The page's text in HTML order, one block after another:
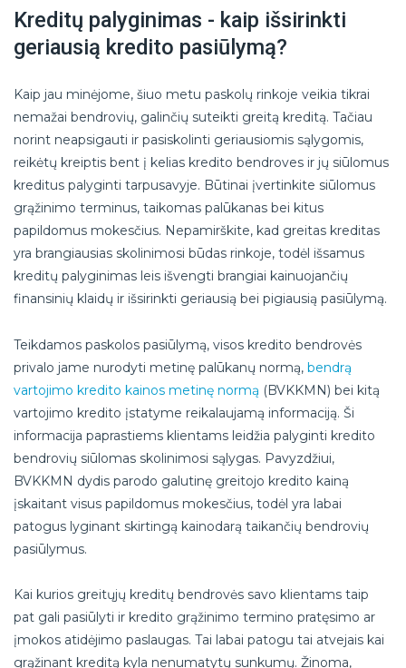
Kreditų palyginimas - kaip išsirinkti
geriausią kredito pasiūlymą?
Kaip jau minėjome, šiuo metu paskolų rinkoje veikia tikrai
nemažai bendrovių, galinčių suteikti greitą kreditą. Tačiau
norint neapsigauti ir pasiskolinti geriausiomis sąlygomis,
reikėtų kreiptis bent į kelias kredito bendroves ir jų siūlomus
kreditus palyginti tarpusavyje. Būtinai įvertinkite siūlomus
grąžinimo terminus, taikomas palūkanas bei kitus
papildomus mokesčius. Nepamirškite, kad greitas kreditas
yra brangiausias skolinimosi būdas rinkoje, todėl išsamus
kreditų palyginimas leis išvengti brangiai kainuojančių
finansinių klaidų ir išsirinkti geriausią bei pigiausią pasiūlymą.
Teikdamos paskolos pasiūlymą, visos kredito bendrovės
privalo jame nurodyti metinę palūkanų normą, bendrą
vartojimo kredito kainos metinę normą (BVKKMN) bei kitą
vartojimo kredito įstatyme reikalaujamą informaciją. Ši
informacija paprastiems klientams leidžia palyginti kredito
bendrovių siūlomas skolinimosi sąlygas. Pavyzdžiui,
BVKKMN dydis parodo galutinę greitojo kredito kainą
įskaitant visus papildomus mokesčius, todėl yra labai
patogus lyginant skirtingą kainodarą taikančių bendrovių
pasiūlymus.
Kai kurios greitųjų kreditų bendrovės savo klientams taip
pat gali pasiūlyti ir kredito grąžinimo termino pratęsimo ar
įmokos atidėjimo paslaugas. Tai labai patogu tai atvejais kai
grąžinant kreditą kyla nenumatytų sunkumų. Žinoma,